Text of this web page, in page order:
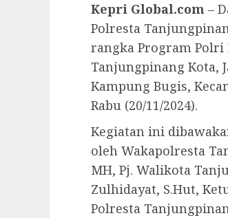
Kepri Global.com –
Polresta
rangka Program Polri
Tanjungpinang Kota,
Kampung Bugis,
Rabu (20/11/2024).
Kegiatan ini
oleh Wakapolresta
MH, Pj. Walikota
Zulhidayat, S.Hut,
Polresta